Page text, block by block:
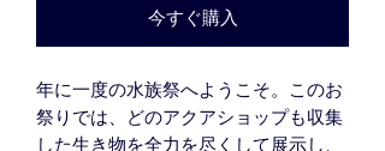
今すぐ購入
年に一度の水族祭へようこそ。このお
祭りでは、どのアクアショップも収集
した生き物を全力を尽くして展示し、